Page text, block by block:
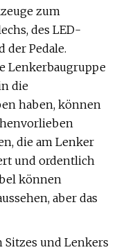
zum
des LED-
der Pedale.
Lenkerbaugruppe
die
haben, können
die am Lenker
und ordentlich
können
aber das
und Lenkers